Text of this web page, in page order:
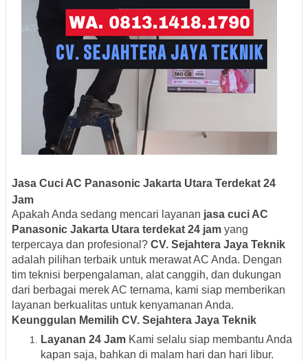
Jasa Cuci AC Panasonic Jakarta Utara Terdekat 24
Jam
Apakah Anda sedang mencari layanan jasa cuci AC
Panasonic Jakarta Utara terdekat 24 jam yang
terpercaya dan profesional? CV. Sejahtera Jaya Teknik
adalah pilihan terbaik untuk merawat AC Anda. Dengan
tim teknisi berpengalaman, alat canggih, dan dukungan
dari berbagai merek AC ternama, kami siap memberikan
layanan berkualitas untuk kenyamanan Anda.
Keunggulan Memilih CV. Sejahtera Jaya Teknik
Layanan 24 Jam Kami selalu siap membantu Anda
kapan saja, bahkan di malam hari dan hari libur.